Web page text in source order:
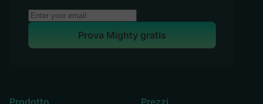
Prova Mighty gratis
Prodotto
Prezzi